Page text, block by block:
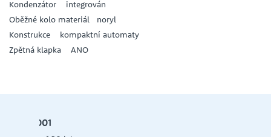
Kondenzátor integrován
Oběžné kolo materiál noryl
Konstrukce kompaktní automaty
Zpětná klapka ANO